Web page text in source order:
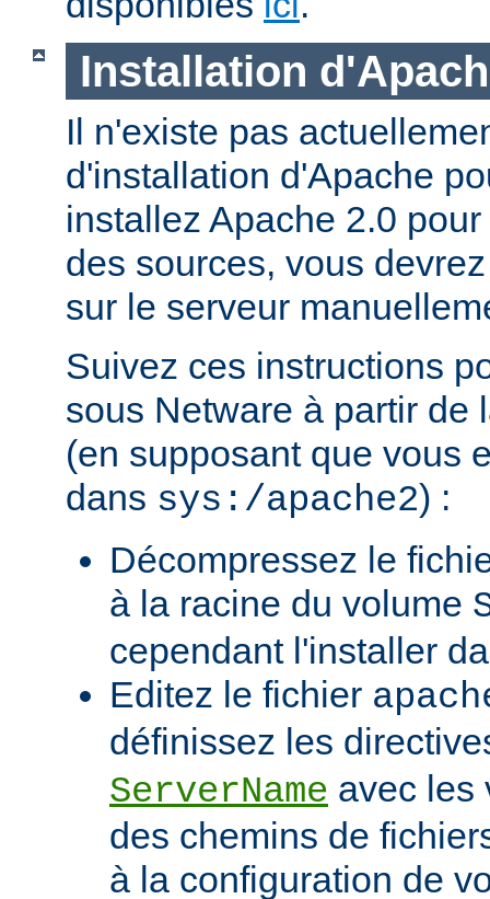
Installation
Il n'existe pas
d'installation d'Apache
installez Apache 2.0
des sources, vous
sur le serveur
Suivez ces instructions
sous Netware à partir de
(en supposant que vous
dans sys:/apache2) :
Décompressez le
à la racine du volume
cependant l'installer
Editez le fichier
définissez les
ServerName avec les
des chemins de
à la configuration de